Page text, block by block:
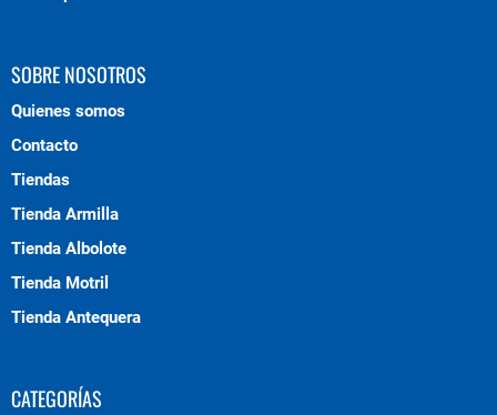
SOBRE NOSOTROS
Quienes somos
Contacto
Tiendas
Tienda Armilla
Tienda Albolote
Tienda Motril
Tienda Antequera
CATEGORÍAS